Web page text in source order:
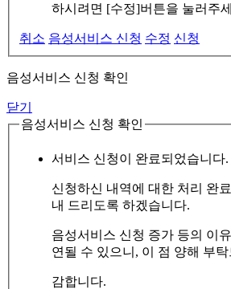
하시려면 [수정]버튼을 눌러주
취소 음성서비스 신청 수정 신청
음성서비스 신청 확인
닫기
음성서비스 신청 확인
서비스 신청이 완료되었습니다.
신청하신 내역에 대한 처리 완
내 드리도록 하겠습니다.
음성서비스 신청 증가 등의 이
연될 수 있으니, 이 점 양해 부
감합니다.